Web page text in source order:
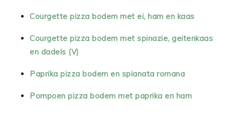
Courgette pizza bodem met ei, ham en kaas
Courgette pizza bodem met spinazie, geitenkaas
en dadels (V)
Paprika pizza bodem en spianata romana
Pompoen pizza bodem met paprika en ham